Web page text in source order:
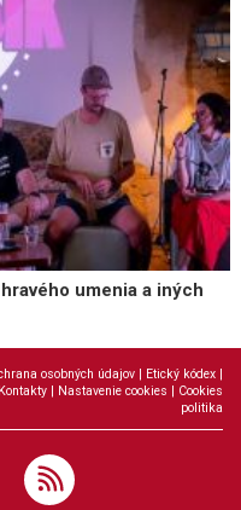
umenia a iných
osobných údajov Etický kódex
Kontakty Nastavenie cookies
Cookies
politika